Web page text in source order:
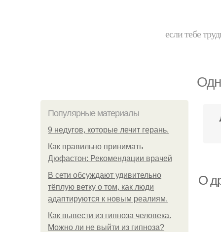
если тебе
Популярные материалы
9 недугов, которые лечит герань.
Как правильно принимать
Дюфастон: Рекомендации врачей
В cети обсуждают удивительно
тёплую ветку о том, как люди
адаптируются к новым реалиям.
Как вывести из гипноза человека.
Можно ли не выйти из гипноза?
О